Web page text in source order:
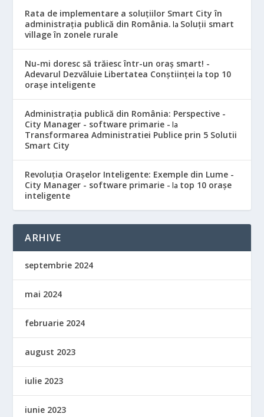
Rata de implementare a soluțiilor Smart City în
administrația publică din România. la Soluții smart
village în zonele rurale
Nu-mi doresc să trăiesc într-un oraș smart! -
Adevarul Dezvăluie Libertatea Conștiinței la top 10
orașe inteligente
Administrația publică din România: Perspective -
City Manager - software primarie - la
Transformarea Administratiei Publice prin 5 Solutii
Smart City
Revoluția Orașelor Inteligente: Exemple din Lume -
City Manager - software primarie - la top 10 orașe
inteligente
ARHIVE
septembrie 2024
mai 2024
februarie 2024
august 2023
iulie 2023
iunie 2023